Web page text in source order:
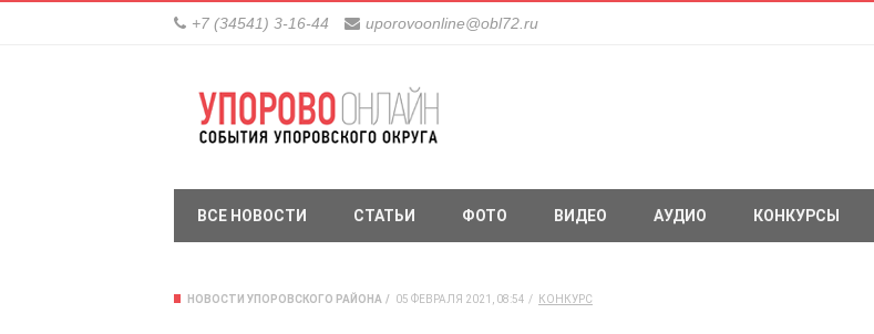
+7 (34541) 3-16-44 uporovoonline@obl72.ru
ВСЕ НОВОСТИ СТАТЬИ ФОТО ВИДЕО АУДИО КОНКУРСЫ
НОВОСТИ УПОРОВСКОГО РАЙОНА 05 ФЕВРАЛЯ 2021, 08:54 КОНКУРС